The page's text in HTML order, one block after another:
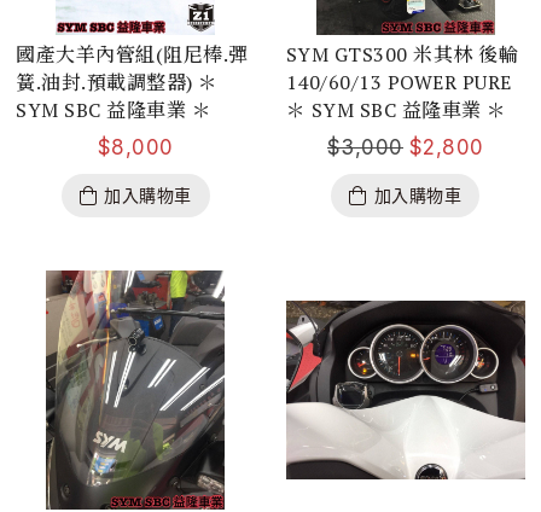
國產大羊內管組(阻尼棒.彈
簧.油封.預載調整器) ＊
SYM SBC 益隆車業 ＊
$8,000
加入購物車
SYM GTS300 米其林 後輪
140/60/13 POWER PURE
＊ SYM SBC 益隆車業 ＊
$3,000 $2,800
加入購物車